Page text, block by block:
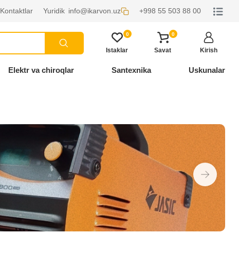
Kontaktlar Yuridik info@ikarvon.uz +998 55 503 88 00
0
Istaklar
0
Savat Kirish
Elektr va chiroqlar Santexnika Uskunalar